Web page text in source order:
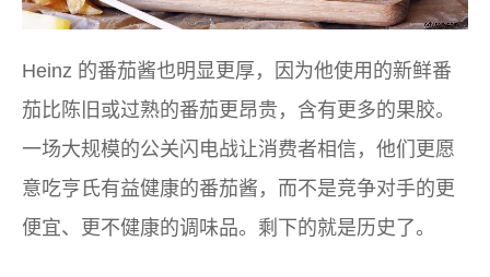
Heinz 的番茄酱也明显更厚，因为他使用的新鲜番
茄比陈旧或过熟的番茄更昂贵，含有更多的果胶。
一场大规模的公关闪电战让消费者相信，他们更愿
意吃亨氏有益健康的番茄酱，而不是竞争对手的更
便宜、更不健康的调味品。剩下的就是历史了。